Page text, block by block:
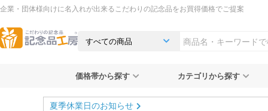
企業・団体様向けに名入れが出来るこだわりの記念品をお買得価格でご提案
価格帯から探す カテゴリから探す
夏季休業日のお知らせ